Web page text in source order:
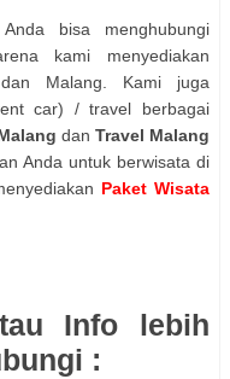
bisa menghubungi
kami menyediakan
Malang. Kami juga
car) / travel berbagai
dan Travel Malang
Anda untuk berwisata di
Paket Wisata
Info lebih
: